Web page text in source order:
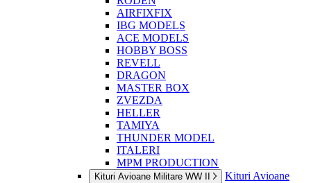
AIRFIXFIX
IBG MODELS
ACE MODELS
HOBBY BOSS
REVELL
DRAGON
MASTER BOX
ZVEZDA
HELLER
TAMIYA
THUNDER MODEL
ITALERI
MPM PRODUCTION
Kituri Avioane Militare WW II
Kituri Avioane